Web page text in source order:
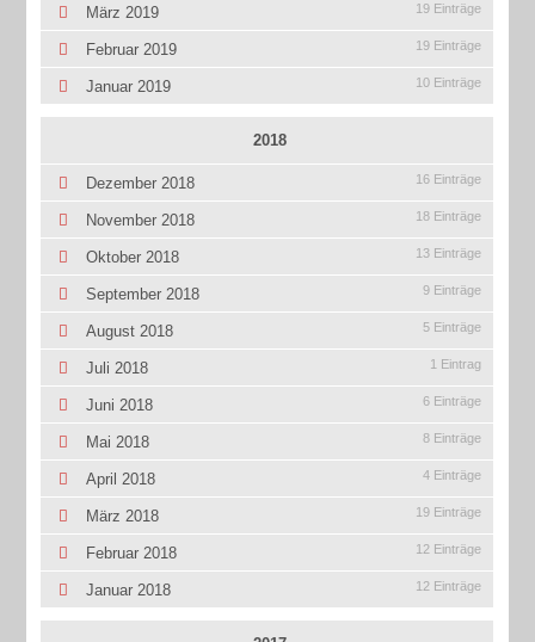
März 2019 19 Einträge
Februar 2019 19 Einträge
Januar 2019 10 Einträge
2018
Dezember 2018 16 Einträge
November 2018 18 Einträge
Oktober 2018 13 Einträge
September 2018 9 Einträge
August 2018 5 Einträge
Juli 2018 1 Eintrag
Juni 2018 6 Einträge
Mai 2018 8 Einträge
April 2018 4 Einträge
März 2018 19 Einträge
Februar 2018 12 Einträge
Januar 2018 12 Einträge